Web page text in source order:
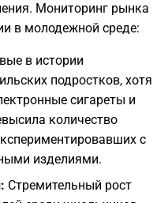
Мониторинг рынка
в молодежной среде:
в истории
подростков, хотя
сигареты и
количество
с
изделиями.
Стремительный рост